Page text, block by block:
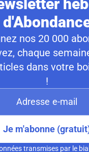
nos 20 000
chaque
dans votre
!
Je m'abonne
transmises par le